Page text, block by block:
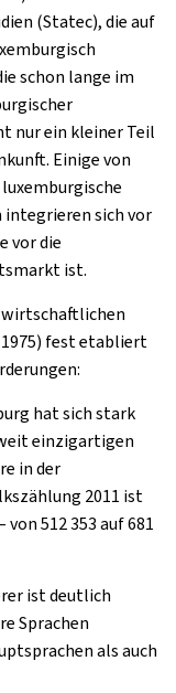
(Statec), die auf
schon lange im
nur ein kleiner Teil
Einige von
integrieren sich vor
vor die
ist.
fest etabliert
hat sich stark
einzigartigen
in der
2011 ist
512 353 auf 681
ist deutlich
Sprachen
als auch